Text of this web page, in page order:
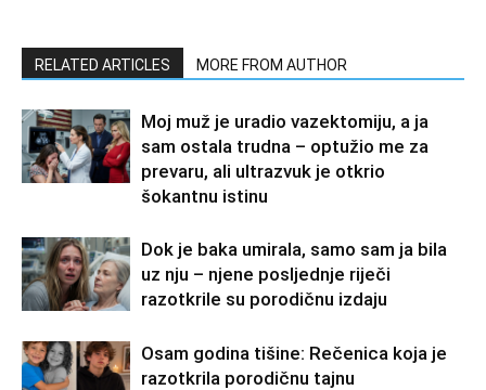
RELATED ARTICLES MORE FROM AUTHOR
Moj muž je uradio vazektomiju, a ja
sam ostala trudna – optužio me za
prevaru, ali ultrazvuk je otkrio
šokantnu istinu
Dok je baka umirala, samo sam ja bila
uz nju – njene posljednje riječi
razotkrile su porodičnu izdaju
Osam godina tišine: Rečenica koja je
razotkrila porodičnu tajnu